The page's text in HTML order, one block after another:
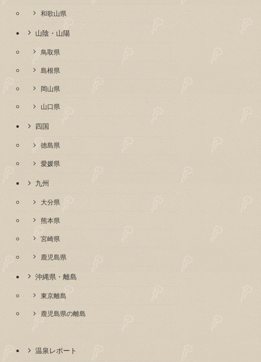
和歌山県
山陰・山陽
鳥取県
島根県
岡山県
山口県
四国
徳島県
愛媛県
九州
大分県
熊本県
宮崎県
鹿児島県
沖縄県・離島
東京離島
鹿児島県の離島
温泉レポート